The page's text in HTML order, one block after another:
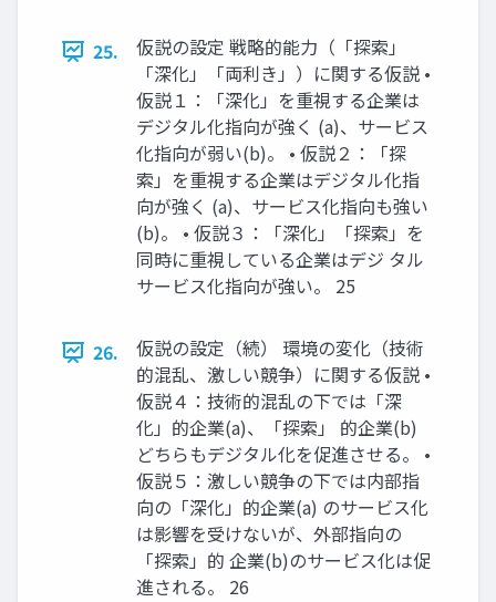
25.
仮説の設定 戦略的能力（「探索」
「深化」「両利き」）に関する仮説 •
仮説１：「深化」を重視する企業は
デジタル化指向が強く (a)、サービス
化指向が弱い(b)。 • 仮説２：「探
索」を重視する企業はデジタル化指
向が強く (a)、サービス化指向も強い
(b)。 • 仮説３：「深化」「探索」を
同時に重視している企業はデジ タル
サービス化指向が強い。 25
26.
仮説の設定（続） 環境の変化（技術
的混乱、激しい競争）に関する仮説 •
仮説４：技術的混乱の下では「深
化」的企業(a)、「探索」 的企業(b)
どちらもデジタル化を促進させる。 •
仮説５：激しい競争の下では内部指
向の「深化」的企業(a) のサービス化
は影響を受けないが、外部指向の
「探索」的 企業(b)のサービス化は促
進される。 26